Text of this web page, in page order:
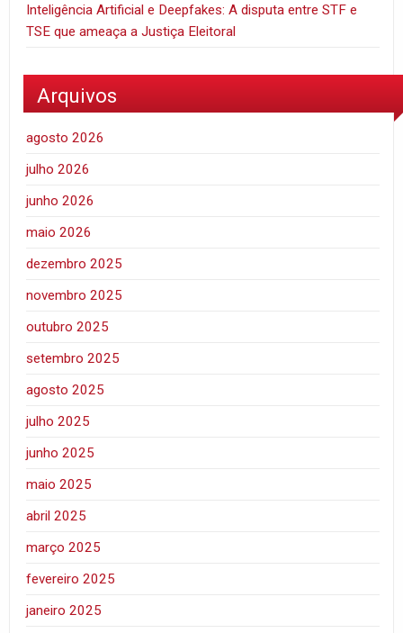
Inteligência Artificial e Deepfakes: A disputa entre STF e
TSE que ameaça a Justiça Eleitoral
Arquivos
agosto 2026
julho 2026
junho 2026
maio 2026
dezembro 2025
novembro 2025
outubro 2025
setembro 2025
agosto 2025
julho 2025
junho 2025
maio 2025
abril 2025
março 2025
fevereiro 2025
janeiro 2025